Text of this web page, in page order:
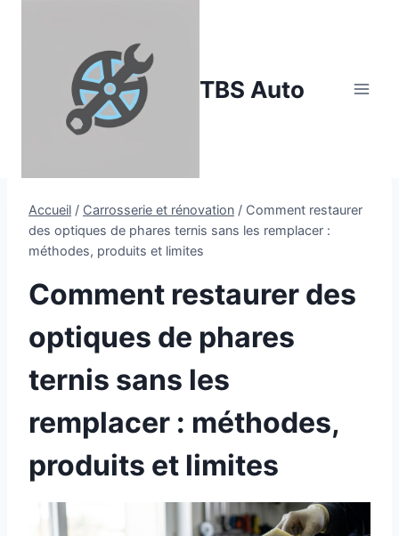
TBS Auto
Accueil / Carrosserie et rénovation / Comment restaurer
des optiques de phares ternis sans les remplacer :
méthodes, produits et limites
Comment restaurer des
optiques de phares
ternis sans les
remplacer : méthodes,
produits et limites